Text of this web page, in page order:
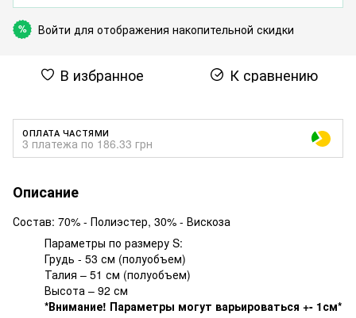
% Войти для отображения накопительной скидки
В избранное К сравнению
ОПЛАТА ЧАСТЯМИ
3 платежа по 186.33 грн
Описание
Состав: 70% - Полиэстер, 30% - Вискоза
Параметры по размеру S:
Грудь - 53 см (полуобъем)
Талия – 51 см (полуобъем)
Высота – 92 см
*Внимание! Параметры могут варьироваться +- 1см*